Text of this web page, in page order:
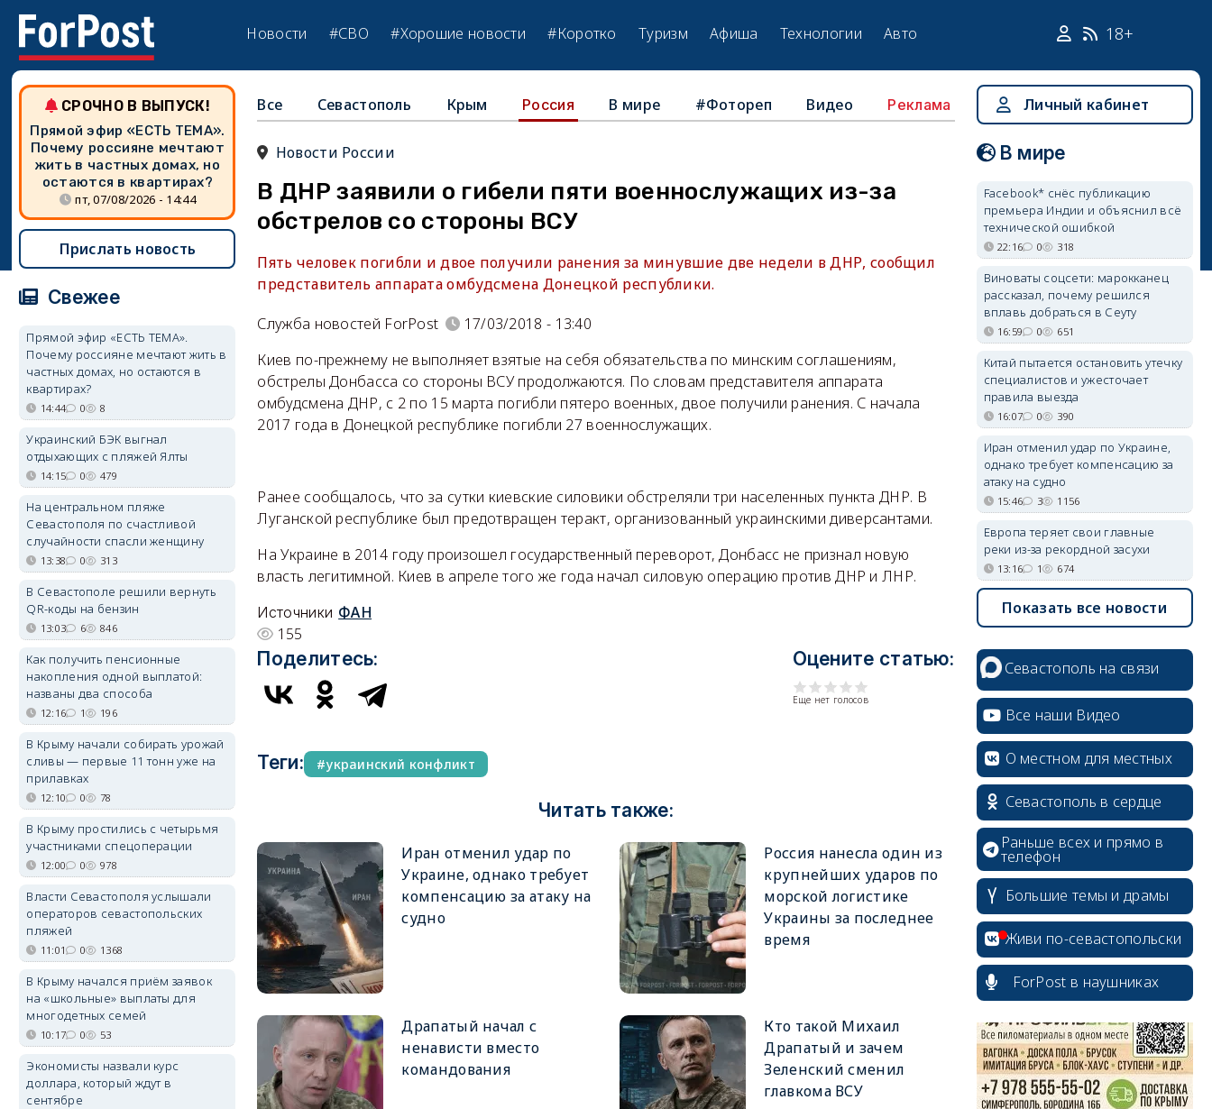
Новости #СВО #Хорошие новости #Коротко Туризм Афиша Технологии Авто 18+
Все Севастополь Крым Россия В мире #Фотореп Видео Реклама
Новости России
В ДНР заявили о гибели пяти военнослужащих из-за
обстрелов со стороны ВСУ
Пять человек погибли и двое получили ранения за минувшие две недели в ДНР, сообщил
представитель аппарата омбудсмена Донецкой республики.
Служба новостей ForPost
17/03/2018 - 13:40
Киев по-прежнему не выполняет взятые на себя обязательства по минским соглашениям,
обстрелы Донбасса со стороны ВСУ продолжаются. По словам представителя аппарата
омбудсмена ДНР, с 2 по 15 марта погибли пятеро военных, двое получили ранения. С начала
2017 года в Донецкой республике погибли 27 военнослужащих.
Ранее сообщалось, что за сутки киевские силовики обстреляли три населенных пункта ДНР. В
Луганской республике был предотвращен теракт, организованный украинскими диверсантами.
На Украине в 2014 году произошел государственный переворот, Донбасс не признал новую
власть легитимной. Киев в апреле того же года начал силовую операцию против ДНР и ЛНР.
Источники ФАН
155
Поделитесь: Оцените статью:
Еще нет голосов
Теги: украинский конфликт
Читать также:
Иран отменил удар по
Украине, однако требует
компенсацию за атаку на
судно
Россия нанесла один из
крупнейших ударов по
морской логистике
Украины за последнее
время
Драпатый начал с
ненависти вместо
командования
Кто такой Михаил
Драпатый и зачем
Зеленский сменил
главкома ВСУ
СРОЧНО В ВЫПУСК!
Прямой эфир «ЕСТЬ ТЕМА».
Почему россияне мечтают
жить в частных домах, но
остаются в квартирах?
пт, 07/08/2026 - 14:44
Прислать новость
Свежее
Прямой эфир «ЕСТЬ ТЕМА».
Почему россияне мечтают жить в
частных домах, но остаются в
квартирах?
14:44 0 8
Украинский БЭК выгнал
отдыхающих с пляжей Ялты
14:15 0 479
На центральном пляже
Севастополя по счастливой
случайности спасли женщину
13:38 0 313
В Севастополе решили вернуть
QR-коды на бензин
13:03 6 846
Как получить пенсионные
накопления одной выплатой:
названы два способа
12:16 1 196
В Крыму начали собирать урожай
сливы — первые 11 тонн уже на
прилавках
12:10 0 78
В Крыму простились с четырьмя
участниками спецоперации
12:00 0 978
Власти Севастополя услышали
операторов севастопольских
пляжей
11:01 0 1368
В Крыму начался приём заявок
на «школьные» выплаты для
многодетных семей
10:17 0 53
Экономисты назвали курс
доллара, который ждут в
сентябре
Личный кабинет
В мире
Facebook* снёс публикацию
премьера Индии и объяснил всё
технической ошибкой
22:16 0 318
Виноваты соцсети: марокканец
рассказал, почему решился
вплавь добраться в Сеуту
16:59 0 651
Китай пытается остановить утечку
специалистов и ужесточает
правила выезда
16:07 0 390
Иран отменил удар по Украине,
однако требует компенсацию за
атаку на судно
15:46 3 1156
Европа теряет свои главные
реки из-за рекордной засухи
13:16 1 674
Показать все новости
Севастополь на связи
Все наши Видео
О местном для местных
Севастополь в сердце
Раньше всех и прямо в
телефон
Большие темы и драмы
Живи по-севастопольски
ForPost в наушниках
erid: 2SDnjcrDNw6
erid: 2SDnjdPjgYS